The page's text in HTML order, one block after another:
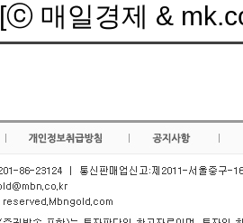
[ⓒ 매일경제 &